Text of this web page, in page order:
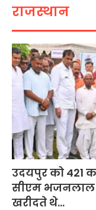
राजस्थान
उदयपुर को 421
सीएम भजनलाल
खरीदते थे…